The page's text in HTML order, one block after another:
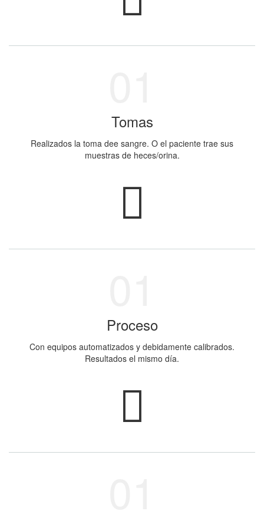
Tomas
Realizados la toma dee sangre. O el paciente trae sus
muestras de heces/orina.
Proceso
Con equipos automatizados y debidamente calibrados.
Resultados el mismo día.